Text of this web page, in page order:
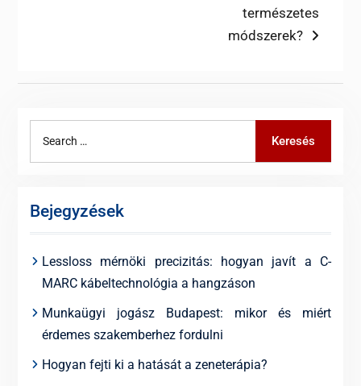
természetes
módszerek?
Keresés
Bejegyzések
Lessloss mérnöki precizitás: hogyan javít a C-
MARC kábeltechnológia a hangzáson
Munkaügyi jogász Budapest: mikor és miért
érdemes szakemberhez fordulni
Hogyan fejti ki a hatását a zeneterápia?